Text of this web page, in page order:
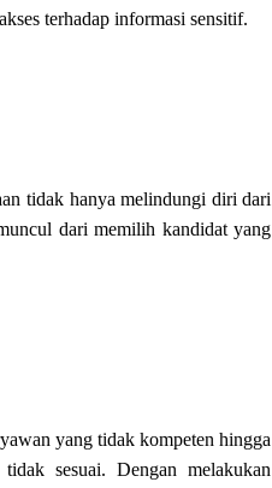
terhadap informasi sensitif.
tidak hanya melindungi diri dari
dari memilih kandidat yang
yang tidak kompeten hingga
sesuai. Dengan melakukan